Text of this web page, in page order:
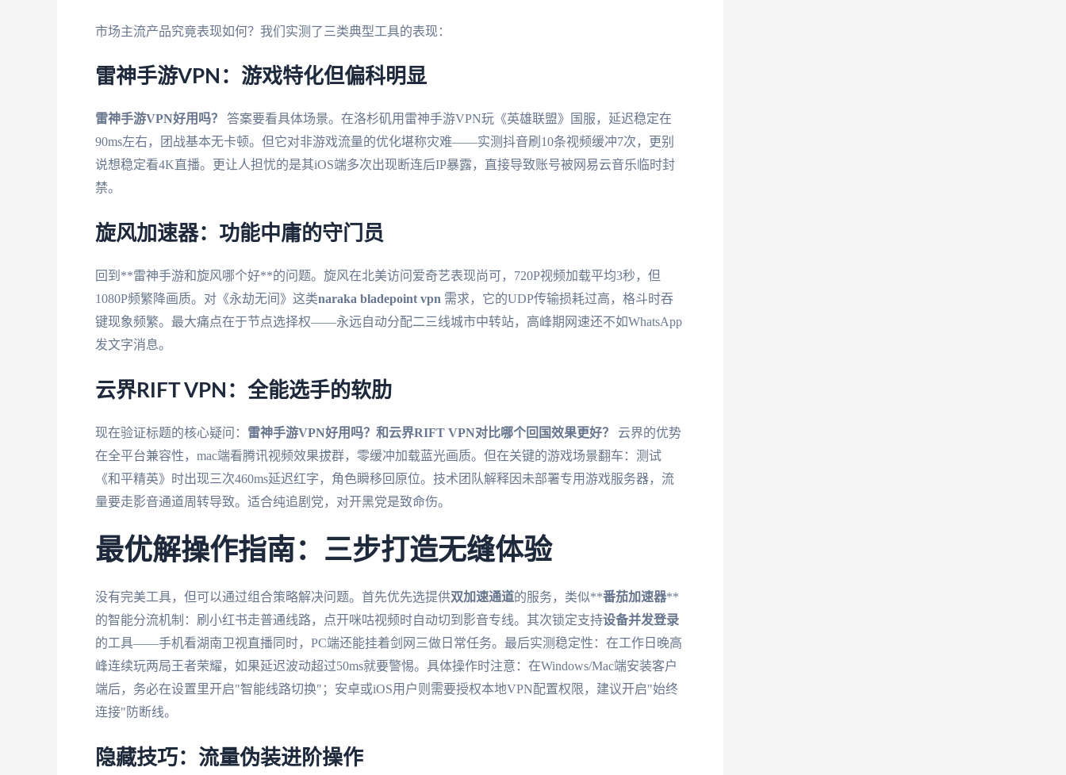
市场主流产品究竟表现如何？我们实测了三类典型工具的表现：
雷神手游VPN：游戏特化但偏科明显
雷神手游VPN好用吗？
答案要看具体场景。在洛杉矶用雷神手游VPN玩《英雄联盟》国服，延迟稳定在
90ms左右，团战基本无卡顿。但它对非游戏流量的优化堪称灾难——实测抖音刷10条视频缓冲7次，更别
说想稳定看4K直播。更让人担忧的是其iOS端多次出现断连后IP暴露，直接导致账号被网易云音乐临时封
禁。
旋风加速器：功能中庸的守门员
回到**雷神手游和旋风哪个好**的问题。旋风在北美访问爱奇艺表现尚可，720P视频加载平均3秒，但
1080P频繁降画质。对《永劫无间》这类naraka bladepoint vpn 需求，它的UDP传输损耗过高，格斗时吞
键现象频繁。最大痛点在于节点选择权——永远自动分配二三线城市中转站，高峰期网速还不如WhatsApp
发文字消息。
云界RIFT VPN：全能选手的软肋
现在验证标题的核心疑问： 雷神手游VPN好用吗？和云界RIFT VPN对比哪个回国效果更好？
云界的优势
在全平台兼容性，mac端看腾讯视频效果拔群，零缓冲加载蓝光画质。但在关键的游戏场景翻车：测试
《和平精英》时出现三次460ms延迟红字，角色瞬移回原位。技术团队解释因未部署专用游戏服务器，流
量要走影音通道周转导致。适合纯追剧党，对开黑党是致命伤。
最优解操作指南：三步打造无缝体验
没有完美工具，但可以通过组合策略解决问题。首先优先选提供双加速通道的服务，类似**番茄加速器**
的智能分流机制：刷小红书走普通线路，点开咪咕视频时自动切到影音专线。其次锁定支持设备并发登录
的工具——手机看湖南卫视直播同时，PC端还能挂着剑网三做日常任务。最后实测稳定性：在工作日晚高
峰连续玩两局王者荣耀，如果延迟波动超过50ms就要警惕。具体操作时注意：在Windows/Mac端安装客户
端后，务必在设置里开启"智能线路切换"；安卓或iOS用户则需要授权本地VPN配置权限，建议开启"始终
连接"防断线。
隐藏技巧：流量伪装进阶操作